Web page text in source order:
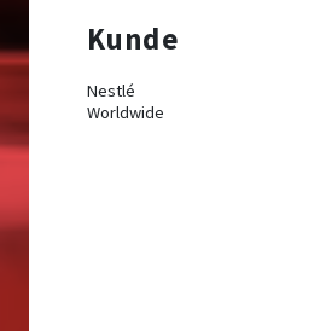
Kunde
Nestlé
Worldwide